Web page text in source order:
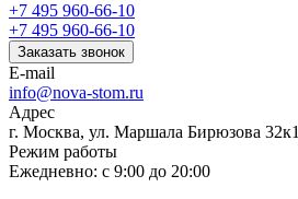
+7 495 960-66-10
+7 495 960-66-10
Заказать звонок
E-mail
info@nova-stom.ru
Адрес
г. Москва, ул. Маршала Бирюзова 32к1
Режим работы
Ежедневно: с 9:00 до 20:00